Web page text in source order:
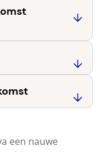
een nauwe